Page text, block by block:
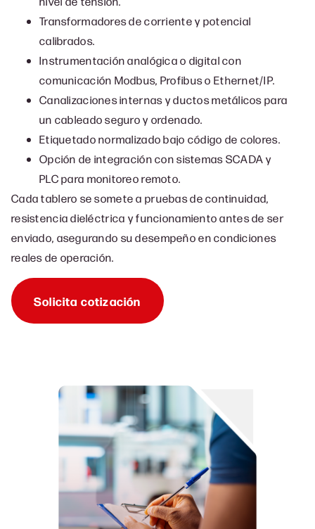
Transformadores de corriente y potencial
calibrados.
Instrumentación analógica o digital con
comunicación Modbus, Profibus o Ethernet/IP.
Canalizaciones internas y ductos metálicos para
un cableado seguro y ordenado.
Etiquetado normalizado bajo código de colores.
Opción de integración con sistemas SCADA y
PLC para monitoreo remoto.
Cada tablero se somete a pruebas de continuidad,
resistencia dieléctrica y funcionamiento antes de ser
enviado, asegurando su desempeño en condiciones
reales de operación.
Solicita cotización